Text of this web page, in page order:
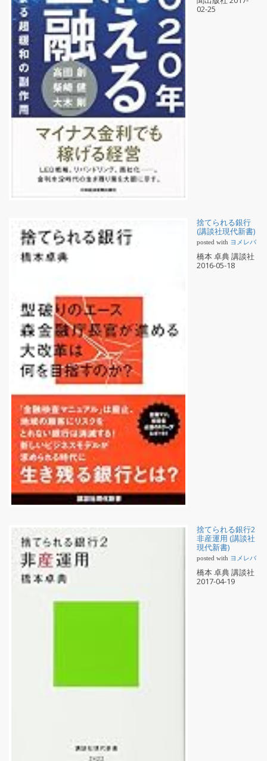
02-25
捨てられる銀行
(講談社現代新書)
posted with ヨメレバ
橋本 卓典 講談社
2016-05-18
捨てられる銀行2
非産運用 (講談社
現代新書)
posted with ヨメレバ
橋本 卓典 講談社
2017-04-19